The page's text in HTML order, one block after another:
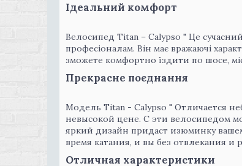
Ідеальний комфорт
Велосипед Titan – Сalypso " Це
професіоналам. Він має вражаючі
зможете комфортно їздити по шосе,
Прекрасне поєднання
Модель Titan - Сalypso " Отличается
невысокой цене. С эти велосипедом
яркий дизайн придаст изюминку
время катания, и вы без отвлекания и
Отличная характеристики